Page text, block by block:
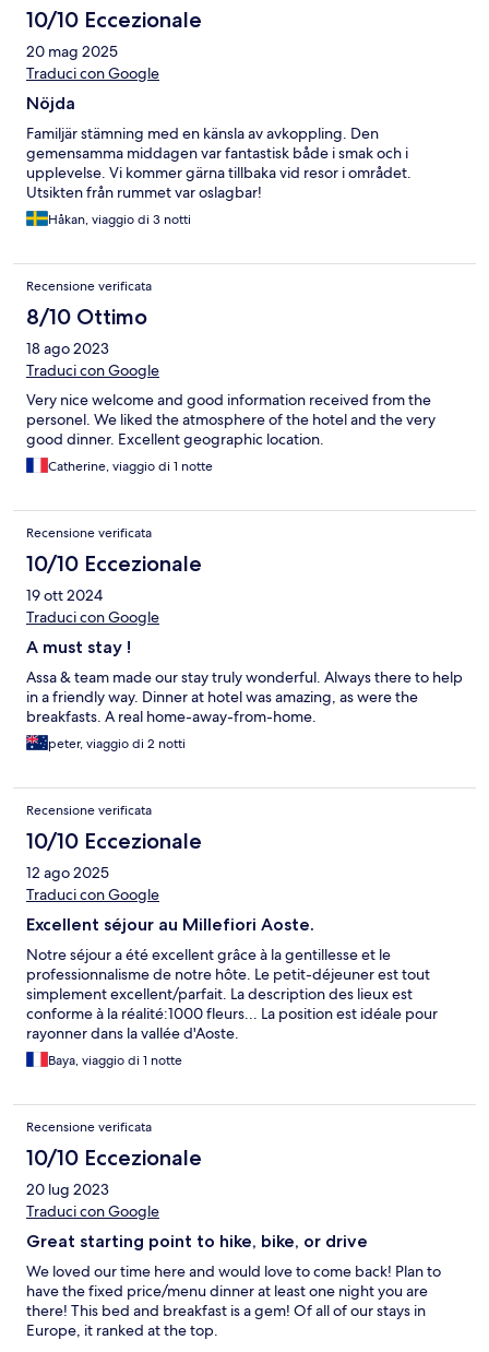
10/10 Eccezionale
20 mag 2025
Traduci con Google
Nöjda
Familjär stämning med en känsla av avkoppling. Den
gemensamma middagen var fantastisk både i smak och i
upplevelse. Vi kommer gärna tillbaka vid resor i området.
Utsikten från rummet var oslagbar!
Håkan, viaggio di 3 notti
Recensione verificata
8/10 Ottimo
18 ago 2023
Traduci con Google
Very nice welcome and good information received from the
personel. We liked the atmosphere of the hotel and the very
good dinner. Excellent geographic location.
Catherine, viaggio di 1 notte
Recensione verificata
10/10 Eccezionale
19 ott 2024
Traduci con Google
A must stay !
Assa & team made our stay truly wonderful. Always there to help
in a friendly way. Dinner at hotel was amazing, as were the
breakfasts. A real home-away-from-home.
peter, viaggio di 2 notti
Recensione verificata
10/10 Eccezionale
12 ago 2025
Traduci con Google
Excellent séjour au Millefiori Aoste.
Notre séjour a été excellent grâce à la gentillesse et le
professionnalisme de notre hôte. Le petit-déjeuner est tout
simplement excellent/parfait. La description des lieux est
conforme à la réalité:1000 fleurs... La position est idéale pour
rayonner dans la vallée d'Aoste.
Baya, viaggio di 1 notte
Recensione verificata
10/10 Eccezionale
20 lug 2023
Traduci con Google
Great starting point to hike, bike, or drive
We loved our time here and would love to come back! Plan to
have the fixed price/menu dinner at least one night you are
there! This bed and breakfast is a gem! Of all of our stays in
Europe, it ranked at the top.